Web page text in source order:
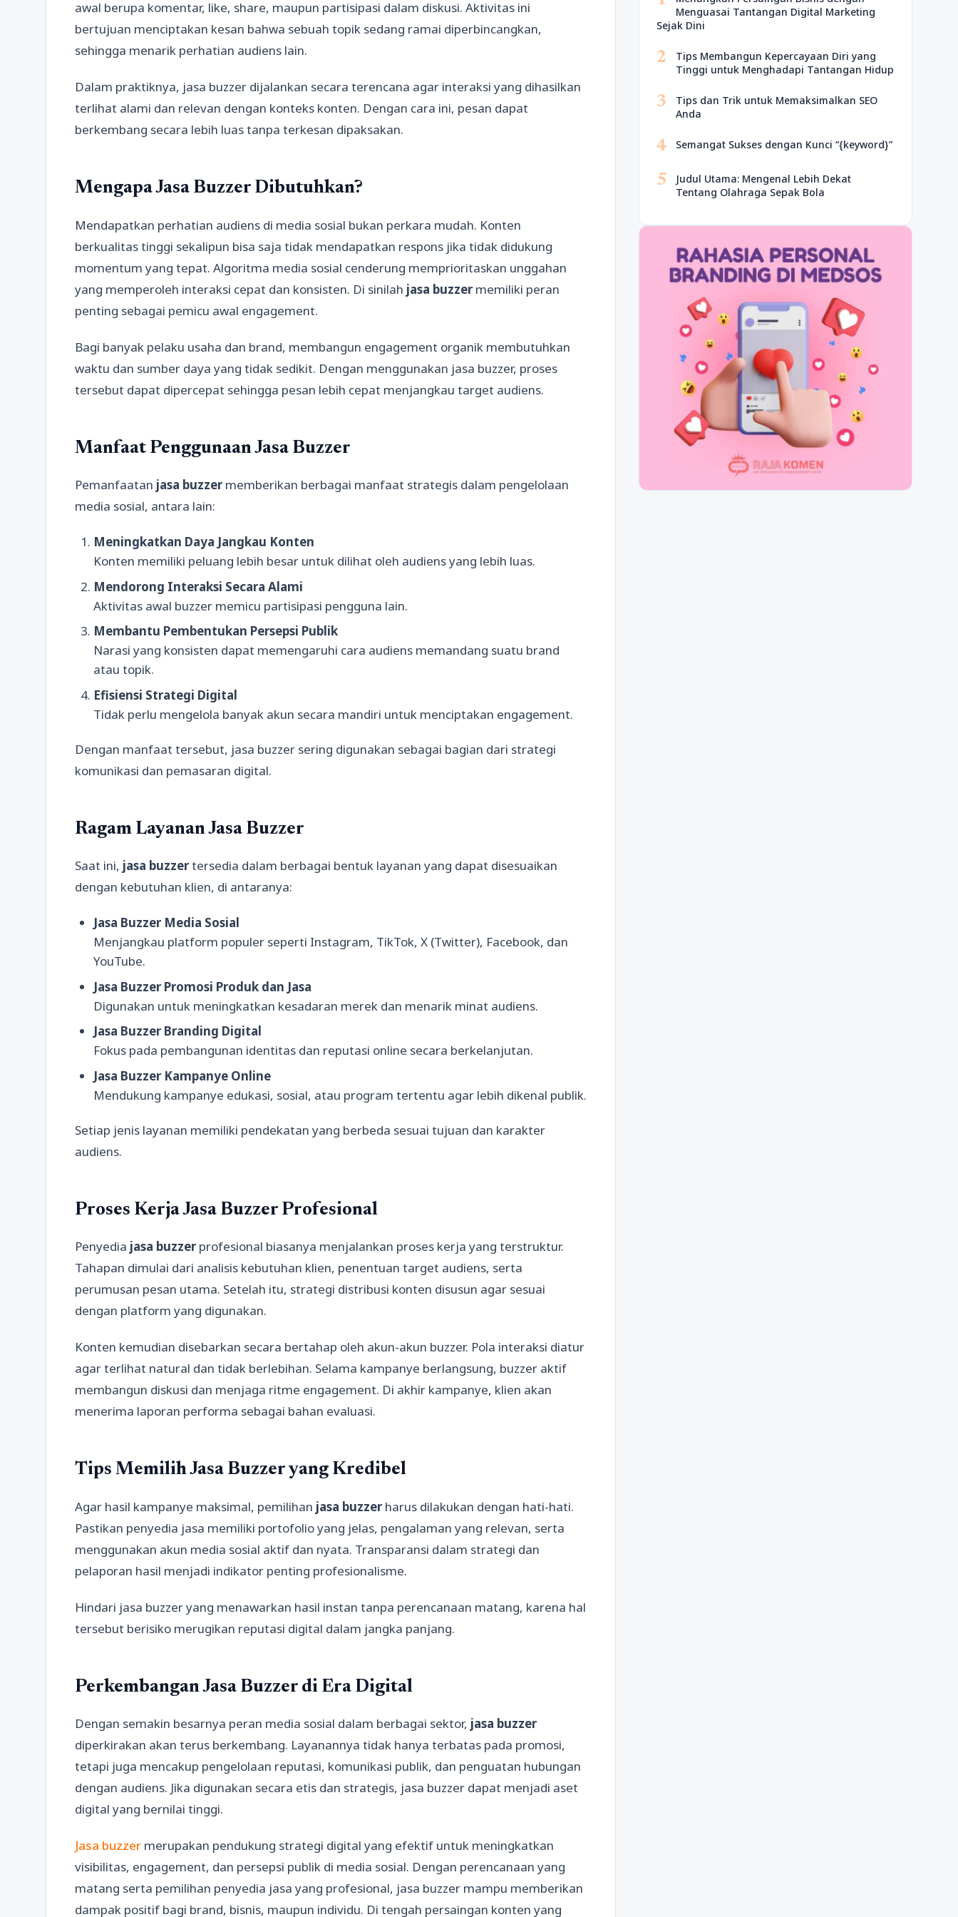
awal berupa komentar, like, share, maupun partisipasi dalam diskusi. Aktivitas ini
bertujuan menciptakan kesan bahwa sebuah topik sedang ramai diperbincangkan,
sehingga menarik perhatian audiens lain.
Dalam praktiknya, jasa buzzer dijalankan secara terencana agar interaksi yang dihasilkan
terlihat alami dan relevan dengan konteks konten. Dengan cara ini, pesan dapat
berkembang secara lebih luas tanpa terkesan dipaksakan.
Mengapa Jasa Buzzer Dibutuhkan?
Mendapatkan perhatian audiens di media sosial bukan perkara mudah. Konten
berkualitas tinggi sekalipun bisa saja tidak mendapatkan respons jika tidak didukung
momentum yang tepat. Algoritma media sosial cenderung memprioritaskan unggahan
yang memperoleh interaksi cepat dan konsisten. Di sinilah jasa buzzermemiliki peran
penting sebagai pemicu awal engagement.
Bagi banyak pelaku usaha dan brand, membangun engagement organik membutuhkan
waktu dan sumber daya yang tidak sedikit. Dengan menggunakan jasa buzzer, proses
tersebut dapat dipercepat sehingga pesan lebih cepat menjangkau target audiens.
Manfaat Penggunaan Jasa Buzzer
Pemanfaatan jasa buzzermemberikan berbagai manfaat strategis dalam pengelolaan
media sosial, antara lain:
Meningkatkan Daya Jangkau Konten
Konten memiliki peluang lebih besar untuk dilihat oleh audiens yang lebih luas.
Mendorong Interaksi Secara Alami
Aktivitas awal buzzer memicu partisipasi pengguna lain.
Membantu Pembentukan Persepsi Publik
Narasi yang konsisten dapat memengaruhi cara audiens memandang suatu brand
atau topik.
Efisiensi Strategi Digital
Tidak perlu mengelola banyak akun secara mandiri untuk menciptakan engagement.
Dengan manfaat tersebut, jasa buzzer sering digunakan sebagai bagian dari strategi
komunikasi dan pemasaran digital.
Ragam Layanan Jasa Buzzer
Saat ini, jasa buzzertersedia dalam berbagai bentuk layanan yang dapat disesuaikan
dengan kebutuhan klien, di antaranya:
Jasa Buzzer Media Sosial
Menjangkau platform populer seperti Instagram, TikTok, X (Twitter), Facebook, dan
YouTube.
Jasa Buzzer Promosi Produk dan Jasa
Digunakan untuk meningkatkan kesadaran merek dan menarik minat audiens.
Jasa Buzzer Branding Digital
Fokus pada pembangunan identitas dan reputasi online secara berkelanjutan.
Jasa Buzzer Kampanye Online
Mendukung kampanye edukasi, sosial, atau program tertentu agar lebih dikenal publik.
Setiap jenis layanan memiliki pendekatan yang berbeda sesuai tujuan dan karakter
audiens.
Proses Kerja Jasa Buzzer Profesional
Penyedia jasa buzzerprofesional biasanya menjalankan proses kerja yang terstruktur.
Tahapan dimulai dari analisis kebutuhan klien, penentuan target audiens, serta
perumusan pesan utama. Setelah itu, strategi distribusi konten disusun agar sesuai
dengan platform yang digunakan.
Konten kemudian disebarkan secara bertahap oleh akun-akun buzzer. Pola interaksi diatur
agar terlihat natural dan tidak berlebihan. Selama kampanye berlangsung, buzzer aktif
membangun diskusi dan menjaga ritme engagement. Di akhir kampanye, klien akan
menerima laporan performa sebagai bahan evaluasi.
Tips Memilih Jasa Buzzer yang Kredibel
Agar hasil kampanye maksimal, pemilihan jasa buzzerharus dilakukan dengan hati-hati.
Pastikan penyedia jasa memiliki portofolio yang jelas, pengalaman yang relevan, serta
menggunakan akun media sosial aktif dan nyata. Transparansi dalam strategi dan
pelaporan hasil menjadi indikator penting profesionalisme.
Hindari jasa buzzer yang menawarkan hasil instan tanpa perencanaan matang, karena hal
tersebut berisiko merugikan reputasi digital dalam jangka panjang.
Perkembangan Jasa Buzzer di Era Digital
Dengan semakin besarnya peran media sosial dalam berbagai sektor, jasa buzzer
diperkirakan akan terus berkembang. Layanannya tidak hanya terbatas pada promosi,
tetapi juga mencakup pengelolaan reputasi, komunikasi publik, dan penguatan hubungan
dengan audiens. Jika digunakan secara etis dan strategis, jasa buzzer dapat menjadi aset
digital yang bernilai tinggi.
Jasa buzzer merupakan pendukung strategi digital yang efektif untuk meningkatkan
visibilitas, engagement, dan persepsi publik di media sosial. Dengan perencanaan yang
matang serta pemilihan penyedia jasa yang profesional, jasa buzzer mampu memberikan
dampak positif bagi brand, bisnis, maupun individu. Di tengah persaingan konten yang
Menguasai Tantangan Digital Marketing
Sejak Dini
2
Tips Membangun Kepercayaan Diri yang
Tinggi untuk Menghadapi Tantangan Hidup
3
Tips dan Trik untuk Memaksimalkan SEO
Anda
4 Semangat Sukses dengan Kunci “{keyword}”
5
Judul Utama: Mengenal Lebih Dekat
Tentang Olahraga Sepak Bola